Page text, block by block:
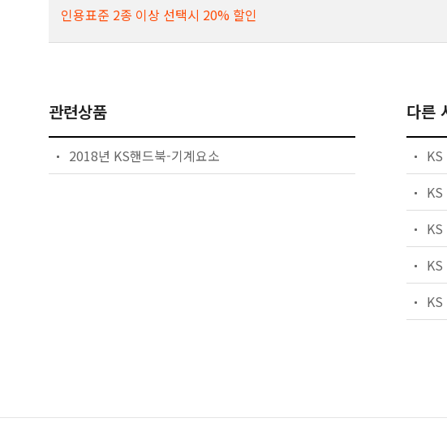
인용표준 2종 이상 선택시 20% 할인
관련상품
2018년 KS핸드북-기계요소
다른